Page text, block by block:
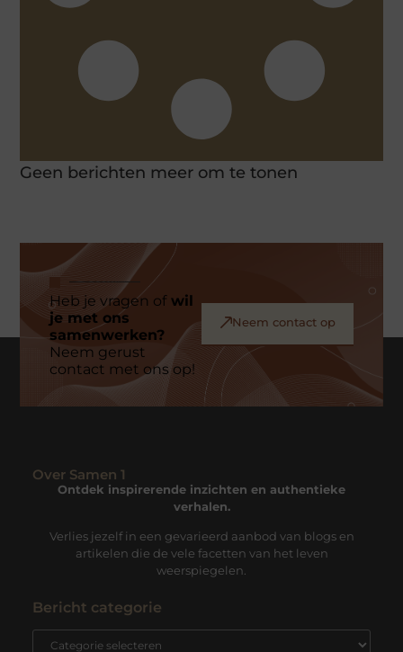
Geen berichten meer om te tonen
Heb je vragen ofwil
je met ons
samenwerken?
Neem gerust
contact met ons op!
Neem contact op
Over Samen 1
Ontdek inspirerende inzichten en authentieke
verhalen.
Verlies jezelf in een gevarieerd aanbod van blogs en
artikelen die de vele facetten van het leven
weerspiegelen.
Bericht categorie